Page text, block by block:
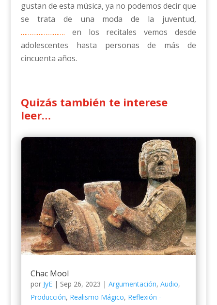
gustan de esta música, ya no podemos decir que
se trata de una moda de la juventud,
……………………. en los recitales vemos desde
adolescentes hasta personas de más de
cincuenta años.
Quizás también te interese
leer…
Chac Mool
por JyE| Sep 26, 2023 | Argumentación, Audio,
Producción, Realismo Mágico, Reflexión -